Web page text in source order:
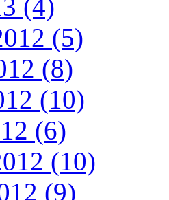
(4)
(5)
(8)
(10)
(6)
(10)
(9)